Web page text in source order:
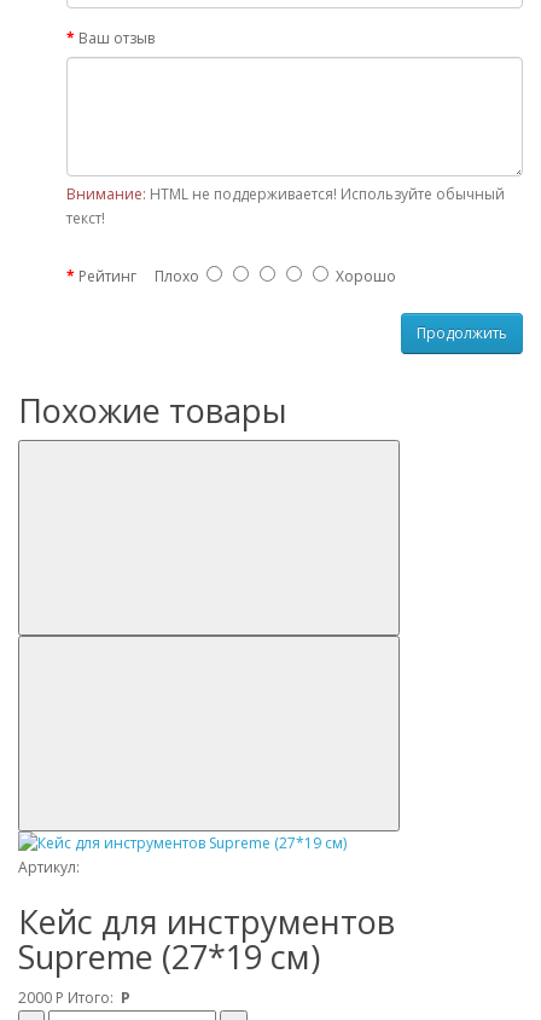
Ваш отзыв
Внимание: HTML не поддерживается! Используйте обычный
текст!
Рейтинг Плохо Хорошо
Продолжить
Похожие товары
Артикул:
Кейс для инструментов
Supreme (27*19 см)
2000 Р Итого: Р